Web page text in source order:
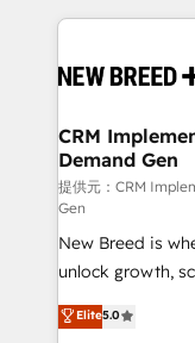
革を、構想から実
の統合・浸透・変革管
計・構築：リード
計・導線設計・
提供。 ▸ 既存
Marketo・Pardot
データ移行と活用
ンツとサイト構造を最適化。 🏆
making this the
and system
trainers to drive
Generation - Full-funnel marketing and high-
performance
Expert
to automate growth. 🏆 Elite Excellence -
accreditations
expertise. - A team of 250+ experts dedicated to
your resilient
CRM
Demand Gen
提供元：CRM
Gen
New Breed is
unlock growth,
companies
customer
Elite5.0